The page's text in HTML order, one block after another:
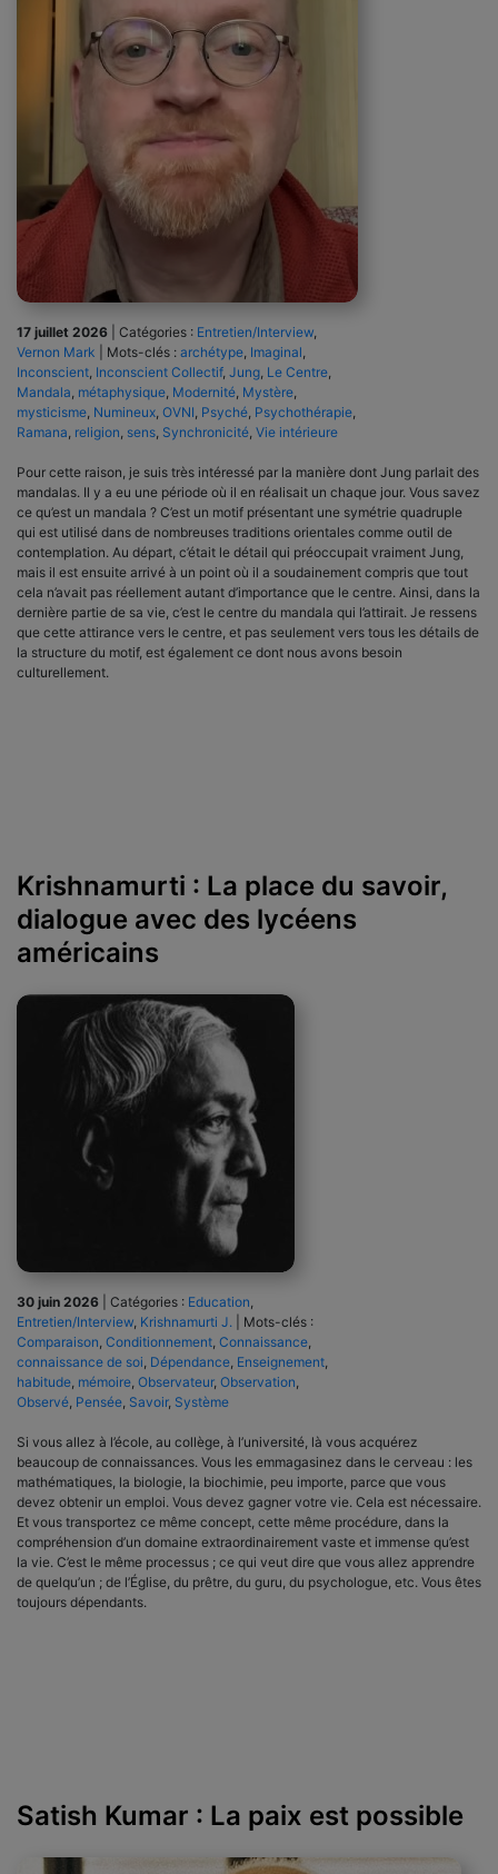
17 juillet 2026 Catégories : Entretien/Interview
Vernon Mark
Mots-clés : archétype Imaginal
Inconscient Inconscient Collectif, Jung Le Centre
Mandala métaphysique Modernité Mystère
mysticisme Numineux OVNI Psyché Psychothérapie
Ramana religion sens Synchronicité Vie intérieure
Pour cette raison, je suis très intéressé par la manière dont Jung parlait des
mandalas. Il y a eu une période où il en réalisait un chaque jour. Vous savez
ce qu’est un mandala ? C’est un motif présentant une symétrie quadruple
qui est utilisé dans de nombreuses traditions orientales comme outil de
contemplation. Au départ, c’était le détail qui préoccupait vraiment Jung,
mais il est ensuite arrivé à un point où il a soudainement compris que tout
cela n’avait pas réellement autant d’importance que le centre. Ainsi, dans la
dernière partie de sa vie, c’est le centre du mandala qui l’attirait. Je ressens
que cette attirance vers le centre, et pas seulement vers tous les détails de
la structure du motif, est également ce dont nous avons besoin
culturellement.
Krishnamurti : La place du savoir,
dialogue avec des lycéens
américains
30 juin 2026 Catégories : Education
Entretien/Interview Krishnamurti J.
Mots-clés :
Comparaison Conditionnement Connaissance
connaissance de soi Dépendance Enseignement
habitude mémoire Observateur, Observation
Observé Pensée Savoir, Système
Si vous allez à l’école, au collège, à l’université, là vous acquérez
beaucoup de connaissances. Vous les emmagasinez dans le cerveau : les
mathématiques, la biologie, la biochimie, peu importe, parce que vous
devez obtenir un emploi. Vous devez gagner votre vie. Cela est nécessaire.
Et vous transportez ce même concept, cette même procédure, dans la
compréhension d’un domaine extraordinairement vaste et immense qu’est
la vie. C’est le même processus ; ce qui veut dire que vous allez apprendre
de quelqu’un ; de l’Église, du prêtre, du guru, du psychologue, etc. Vous êtes
toujours dépendants.
Satish Kumar : La paix est possible